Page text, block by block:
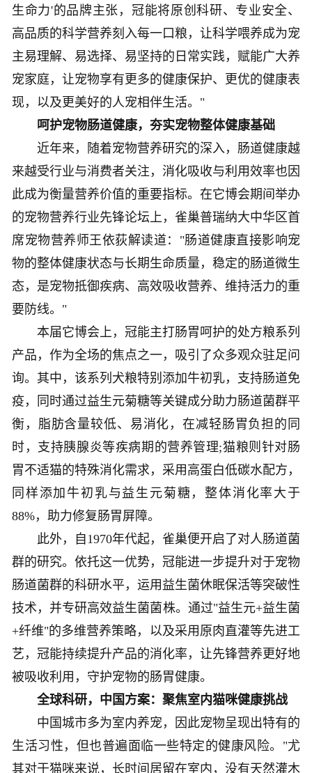
生命力'的品牌主张，冠能将原创科研、专业安全、
高品质的科学营养刻入每一口粮，让科学喂养成为宠
主易理解、易选择、易坚持的日常实践，赋能广大养
宠家庭，让宠物享有更多的健康保护、更优的健康表
现，以及更美好的人宠相伴生活。"
呵护宠物肠道健康，夯实宠物整体健康基础
近年来，随着宠物营养研究的深入，肠道健康越
来越受行业与消费者关注，消化吸收与利用效率也因
此成为衡量营养价值的重要指标。在它博会期间举办
的宠物营养行业先锋论坛上，雀巢普瑞纳大中华区首
席宠物营养师王依荻解读道："肠道健康直接影响宠
物的整体健康状态与长期生命质量，稳定的肠道微生
态，是宠物抵御疾病、高效吸收营养、维持活力的重
要防线。"
本届它博会上，冠能主打肠胃呵护的处方粮系列
产品，作为全场的焦点之一，吸引了众多观众驻足问
询。其中，该系列犬粮特别添加牛初乳，支持肠道免
疫，同时通过益生元菊糖等关键成分助力肠道菌群平
衡，脂肪含量较低、易消化，在减轻肠胃负担的同
时，支持胰腺炎等疾病期的营养管理;猫粮则针对肠
胃不适猫的特殊消化需求，采用高蛋白低碳水配方，
同样添加牛初乳与益生元菊糖，整体消化率大于
88%，助力修复肠胃屏障。
此外，自1970年代起，雀巢便开启了对人肠道菌
群的研究。依托这一优势，冠能进一步提升对于宠物
肠道菌群的科研水平，运用益生菌休眠保活等突破性
技术，并专研高效益生菌菌株。通过"益生元+益生菌
+纤维"的多维营养策略，以及采用原肉直灌等先进工
艺，冠能持续提升产品的消化率，让先锋营养更好地
被吸收利用，守护宠物的肠胃健康。
全球科研，中国方案：聚焦室内猫咪健康挑战
中国城市多为室内养宠，因此宠物呈现出特有的
生活习性，但也普遍面临一些特定的健康风险。"尤
其对于猫咪来说，长时间居留在室内，没有天然灌木